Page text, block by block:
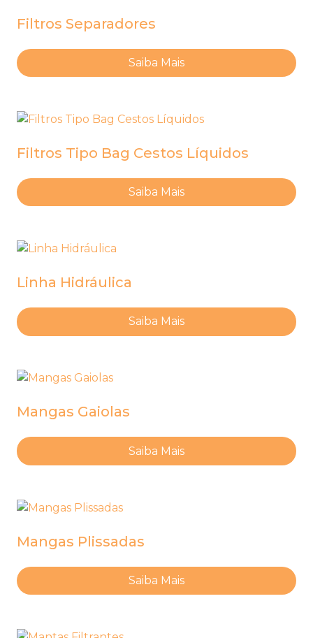
Filtros Separadores
Saiba Mais
Filtros Tipo Bag Cestos Líquidos
Saiba Mais
Linha Hidráulica
Saiba Mais
Mangas Gaiolas
Saiba Mais
Mangas Plissadas
Saiba Mais